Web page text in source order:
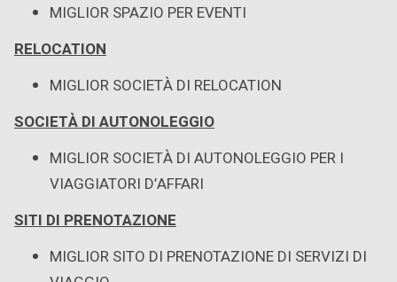
MIGLIOR SPAZIO PER EVENTI
RELOCATION
MIGLIOR SOCIETÀ DI RELOCATION
SOCIETÀ DI AUTONOLEGGIO
MIGLIOR SOCIETÀ DI AUTONOLEGGIO PER I
VIAGGIATORI D’AFFARI
SITI DI PRENOTAZIONE
MIGLIOR SITO DI PRENOTAZIONE DI SERVIZI DI